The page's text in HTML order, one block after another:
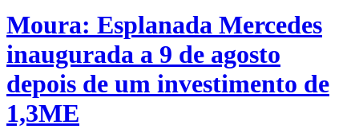
Moura: Esplanada Mercedes
inaugurada a 9 de agosto
depois de um investimento de
1,3ME